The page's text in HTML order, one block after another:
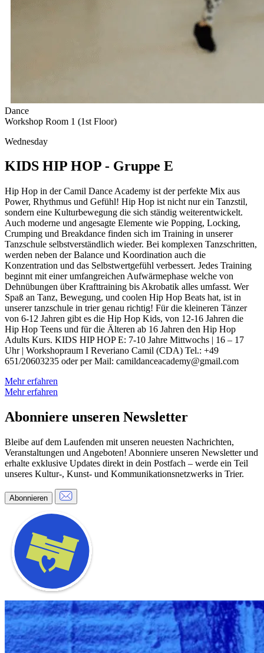
Dance
Workshop Room 1 (1st Floor)
Wednesday
KIDS HIP HOP - Gruppe E
Hip Hop in der Camil Dance Academy ist der perfekte Mix aus
Power, Rhythmus und Gefühl! Hip Hop ist nicht nur ein Tanzstil,
sondern eine Kulturbewegung die sich ständig weiterentwickelt.
Auch moderne und angesagte Elemente wie Popping, Locking,
Crumping und Breakdance finden sich im Training in unserer
Tanzschule selbstverständlich wieder. Bei komplexen Tanzschritten,
werden neben der Balance und Koordination auch die
Konzentration und das Selbstwertgefühl verbessert. Jedes Training
beginnt mit einer umfangreichen Aufwärmephase welche von
Dehnübungen über Krafttraining bis Akrobatik alles umfasst. Wer
Spaß an Tanz, Bewegung, und coolen Hip Hop Beats hat, ist in
unserer tanzschule in trier genau richtig! Für die kleineren Tänzer
von 6-12 Jahren gibt es die Hip Hop Kids, von 12-16 Jahren die
Hip Hop Teens und für die Älteren ab 16 Jahren den Hip Hop
Adults Kurs. KIDS HIP HOP E: 7-10 Jahre Mittwochs | 16 – 17
Uhr | Workshopraum I Reveriano Camil (CDA) Tel.: +49
651/20603235 oder per Mail: camildanceacademy@gmail.com
Mehr erfahren
Mehr erfahren
Abonniere unseren Newsletter
Bleibe auf dem Laufenden mit unseren neuesten Nachrichten,
Veranstaltungen und Angeboten! Abonniere unseren Newsletter und
erhalte exklusive Updates direkt in dein Postfach – werde ein Teil
unseres Kultur-, Kunst- und Kommunikationsnetzwerks in Trier.
Abonnieren